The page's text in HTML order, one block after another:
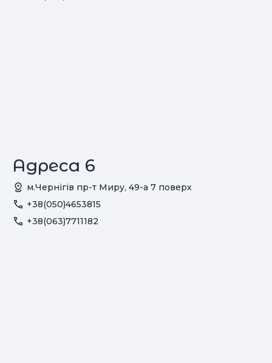
Адреса 6
м.Чернігів пр-т Миру, 49-а 7 поверх
+38(050)4653815
+38(063)7711182